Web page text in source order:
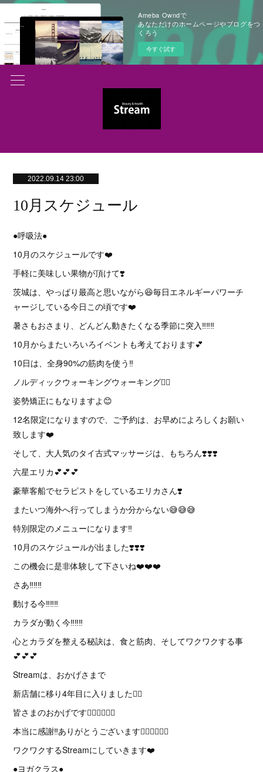
Ameba Owndで
あなただけのホームページやブログをつ
くろう
今すぐ試す
2022.09.14 23:00
10月スケジュール
●呼吸法●
10月のスケジュールです❤️
手軽に美味しい果物が頂けて❣️
茨城は、やっぱり最高と思いながら😆毎日エネルギーパワーチ
ャージしている今日この頃です❤️
暑さもおさまり、どんどん動きたくなる季節に突入‼️‼️‼️
10月からまたいろいろイベントも考えております💕
10日は、全身90%の筋肉を使う‼️
ノルディックウォーキングウォーキング🚶‍♀️
姿勢矯正にもなりますよ😊
12名限定になりますので、ご予約は、お早めによろしくお願い
致します❤️
そして、大人気のタイ古式マッサージは、もちろん❣️❣️❣️
六星エリカ💕💕💕
豪華客船でセラピストをしているエリカさん❣️
またいつ海外へ行ってしまうか分からない😅😅😅
特別限定のメニューになります‼️
10月のスケジュールが出ました❣️❣️❣️
この機会に是非体験して下さいね❤️❤️❤️
さあ‼️‼️‼️
動ける今‼️‼️‼️
カラダが動く今‼️‼️‼️
心とカラダを整える秘訣は、食と筋肉、そしてワクワクする事
💕💕💕
Streamは、おかげさまで
新店舗に移り4年目に入りました🙇‍♂️
皆さまのおかげです🙇‍♂️🙇‍♂️🙇‍♂️
本当に感謝‼️ありがとうございます🙇‍♂️🙇‍♂️🙇‍♂️
ワクワクするStreamにしていきます❤️
●ヨガクラス●